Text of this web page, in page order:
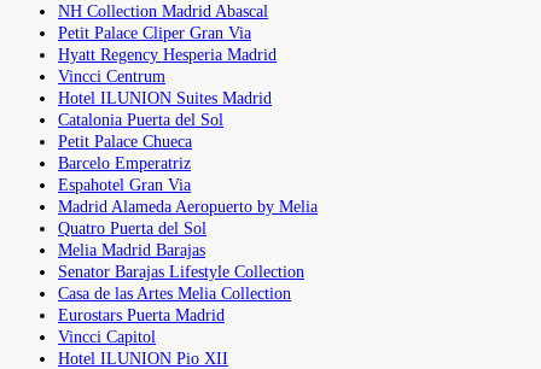
NH Collection Madrid Abascal
Petit Palace Cliper Gran Via
Hyatt Regency Hesperia Madrid
Vincci Centrum
Hotel ILUNION Suites Madrid
Catalonia Puerta del Sol
Petit Palace Chueca
Barcelo Emperatriz
Espahotel Gran Via
Madrid Alameda Aeropuerto by Melia
Quatro Puerta del Sol
Melia Madrid Barajas
Senator Barajas Lifestyle Collection
Casa de las Artes Melia Collection
Eurostars Puerta Madrid
Vincci Capitol
Hotel ILUNION Pio XII